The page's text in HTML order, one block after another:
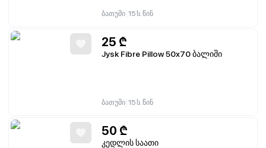
ბათუმი 15 ს. წინ
25 ₾
Jysk Fibre Pillow 50x70 ბალიში
ბათუმი 15 ს. წინ
50 ₾
კედლის საათი